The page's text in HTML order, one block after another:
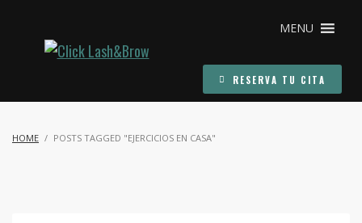
MENU
RESERVA TU CITA
HOME POSTS TAGGED "EJERCICIOS EN CASA"